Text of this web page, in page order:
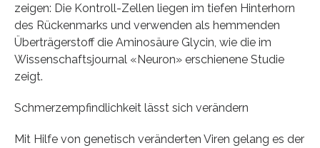
zeigen: Die Kontroll-Zellen liegen im tiefen Hinterhorn
des Rückenmarks und verwenden als hemmenden
Überträgerstoff die Aminosäure Glycin, wie die im
Wissenschaftsjournal «Neuron» erschienene Studie
zeigt.
Schmerzempfindlichkeit lässt sich verändern
Mit Hilfe von genetisch veränderten Viren gelang es der